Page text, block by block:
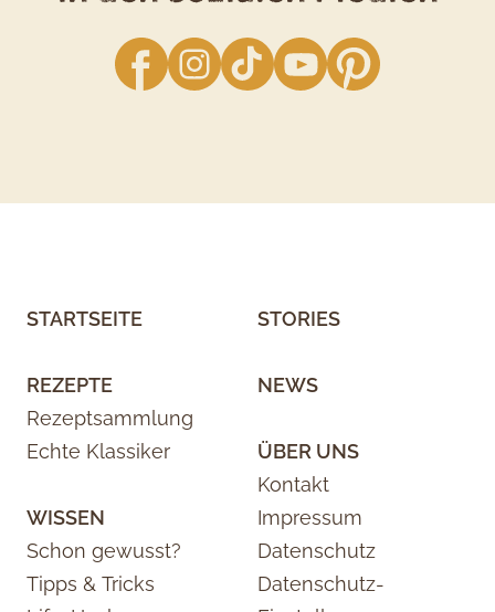
facebookInstagram
TikTok YouTube
STARTSEITE
REZEPTE
Rezeptsammlung
Echte Klassiker
WISSEN
Schon gewusst?
Tipps & Tricks
STORIES
NEWS
ÜBER UNS
Kontakt
Impressum
Datenschutz
Datenschutz-